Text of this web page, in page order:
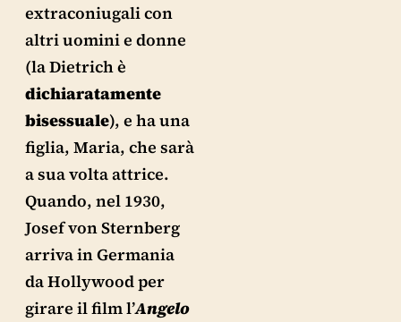
extraconiugali con
altri uomini e donne
(la Dietrich è
dichiaratamente
bisessuale), e ha una
figlia, Maria, che sarà
a sua volta attrice.
Quando, nel 1930,
Josef von Sternberg
arriva in Germania
da Hollywood per
girare il film l’Angelo